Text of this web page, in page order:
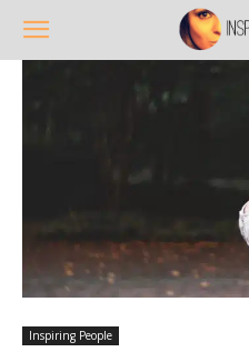
Inspiring People